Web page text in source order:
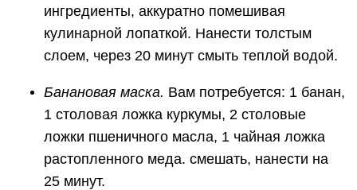
ингредиенты, аккуратно помешивая
кулинарной лопаткой. Нанести толстым
слоем, через 20 минут смыть теплой водой.
Банановая маска. Вам потребуется: 1 банан,
1 столовая ложка куркумы, 2 столовые
ложки пшеничного масла, 1 чайная ложка
растопленного меда. смешать, нанести на
25 минут.